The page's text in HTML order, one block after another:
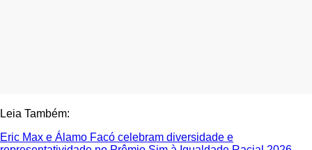
Leia Também:
Eric Max e Álamo Facó celebram diversidade e